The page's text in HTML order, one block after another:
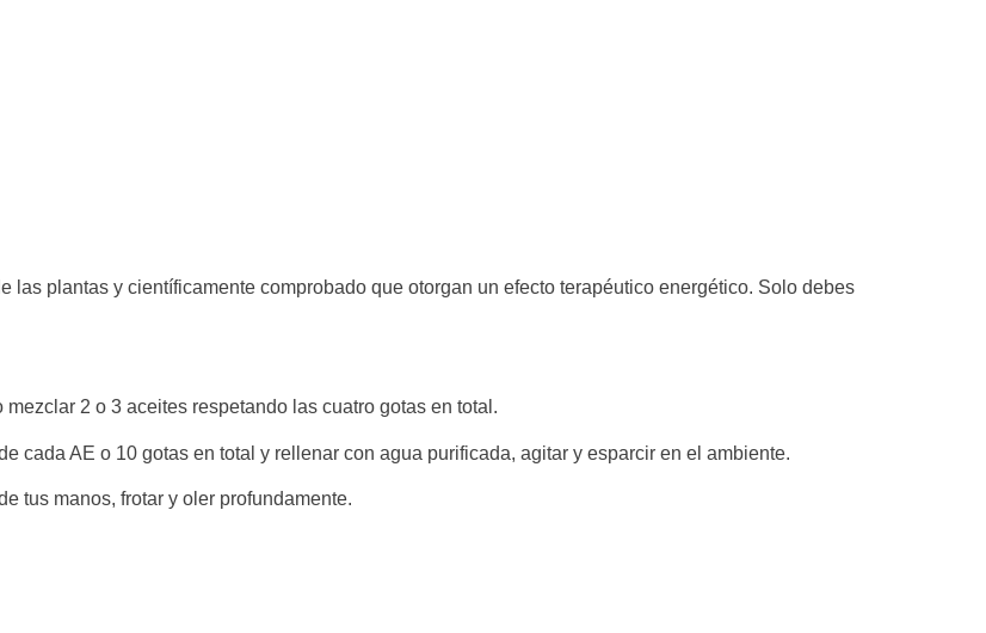
plantas y científicamente comprobado que otorgan un efecto terapéutico energético. Solo debes
2 o 3 aceites respetando las cuatro gotas en total.
cada AE o 10 gotas en total y rellenar con agua purificada, agitar y esparcir en el ambiente.
tus manos, frotar y oler profundamente.